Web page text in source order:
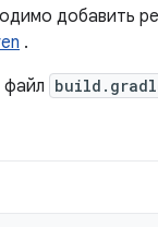
добавить
.
файл